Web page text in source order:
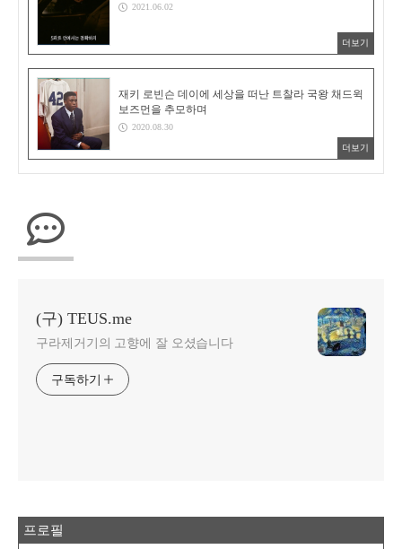
2021.06.02
더보기
재키 로빈슨 데이에 세상을 떠난 트찰라 국왕 채드윅
보즈먼을 추모하며
2020.08.30
더보기
(구) TEUS.me
구라제거기의 고향에 잘 오셨습니다
구독하기
프로필